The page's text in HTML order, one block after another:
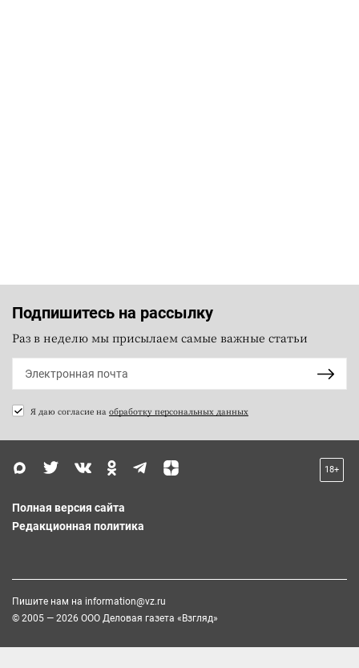
Подпишитесь на рассылку
Раз в неделю мы присылаем самые важные статьи
Я даю согласие на обработку персональных данных
18+
Полная версия сайта
Редакционная политика
Пишите нам на information@vz.ru
© 2005 — 2026 ООО Деловая газета «Взгляд»